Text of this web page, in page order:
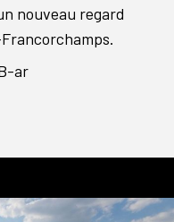
nouveau regard
ar